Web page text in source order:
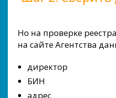
Но на проверке
на сайте Агентства
директор
БИН
адрес